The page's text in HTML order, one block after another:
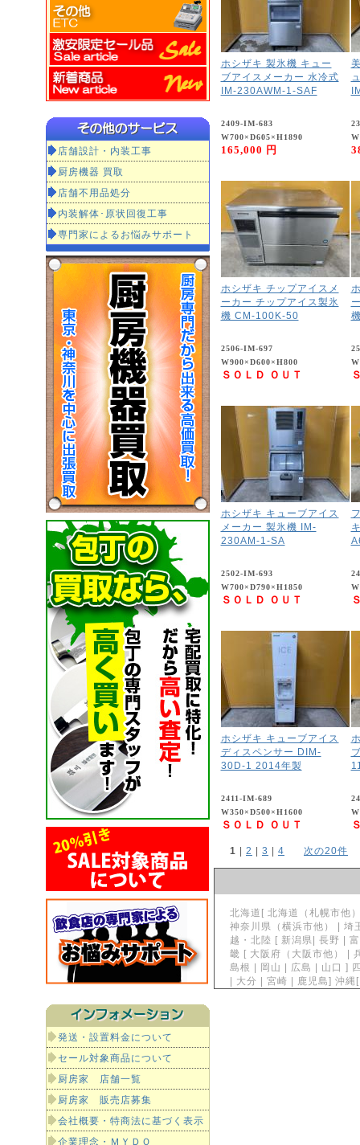
店舗設計・内装工事
厨房機器 買取
店舗不用品処分
内装解体･原状回復工事
専門家によるお悩みサポート
発送・設置料金について
セール対象商品について
厨房家 店舗一覧
厨房家 販売店募集
会社概要・特商法に基づく表示
企業理念・ＭＹＤＯ
ホシザキ 製氷機 キュー
ブアイスメーカー 水冷式
IM-230AWM-1-SAF
2409-IM-683
W700×D605×H1890
165,000 円
ホシザキ チップアイスメ
ーカー チップアイス製氷
機 CM-100K-50
2506-IM-697
W900×D600×H800
ＳＯＬＤ ＯＵＴ
ホシザキ キューブアイス
メーカー 製氷機 IM-
230AM-1-SA
2502-IM-693
W700×D790×H1850
ＳＯＬＤ ＯＵＴ
ホシザキ キューブアイス
ディスペンサー DIM-
30D-1 2014年製
2411-IM-689
W350×D500×H1600
ＳＯＬＤ ＯＵＴ
1 | 2 | 3 | 4 次の20件
北海道[ 北海道（札幌市他
神奈川県（横浜市他） | 埼
越・北陸 [ 新潟県| 長野 |
畿 [ 大阪府（大阪市他） |
島根 | 岡山 | 広島 | 山口 ]
| 大分 | 宮崎 | 鹿児島] 沖